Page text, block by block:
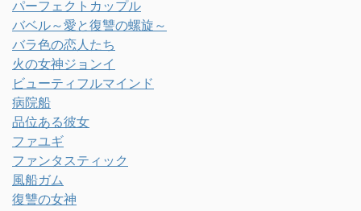
パーフェクトカップル
バベル～愛と復讐の螺旋～
バラ色の恋人たち
火の女神ジョンイ
ビューティフルマインド
病院船
品位ある彼女
ファユギ
ファンタスティック
風船ガム
復讐の女神